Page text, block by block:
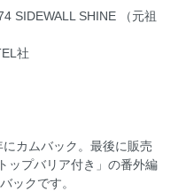
SIDEWALL SHINE （元祖
社
カムバック。最後に販売
ップバリア付き」の番外編
ックです。